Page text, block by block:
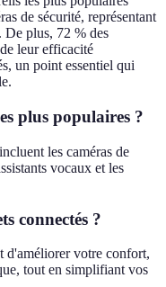
de sécurité, représentant
De plus, 72 % des
leur efficacité
un point essentiel qui
plus populaires ?
les caméras de
vocaux et les
connectés ?
d'améliorer votre confort,
tout en simplifiant vos